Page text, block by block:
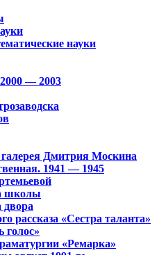
науки
— 2003
Дмитрия Москина
1941 — 1945
школы
двора
рассказа «Сестра таланта»
голос»
«Ремарка»